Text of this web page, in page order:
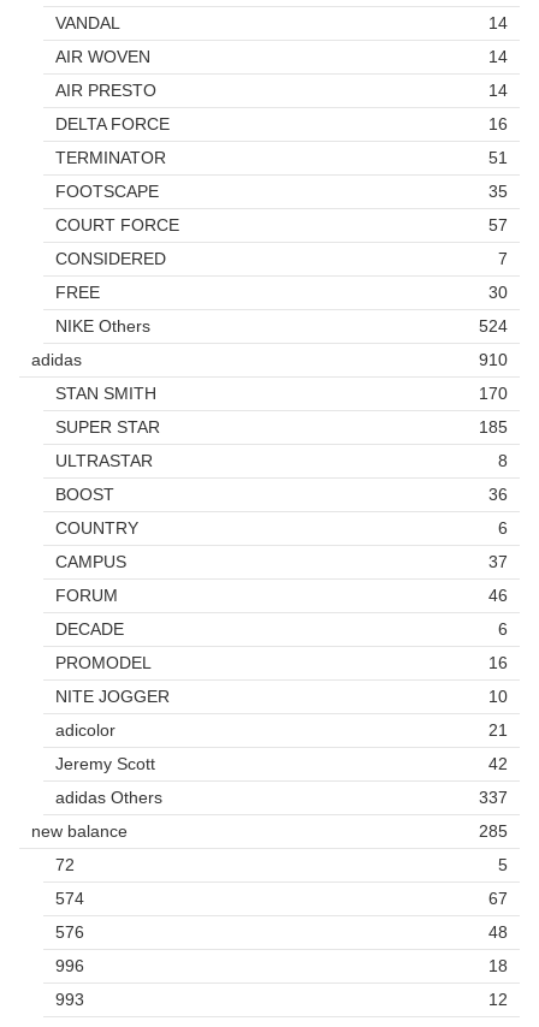
VANDAL
14
AIR WOVEN
14
AIR PRESTO
14
DELTA FORCE
16
TERMINATOR
51
FOOTSCAPE
35
COURT FORCE
57
CONSIDERED
7
FREE
30
NIKE Others
524
adidas
910
STAN SMITH
170
SUPER STAR
185
ULTRASTAR
8
BOOST
36
COUNTRY
6
CAMPUS
37
FORUM
46
DECADE
6
PROMODEL
16
NITE JOGGER
10
adicolor
21
Jeremy Scott
42
adidas Others
337
new balance
285
72
5
574
67
576
48
996
18
993
12